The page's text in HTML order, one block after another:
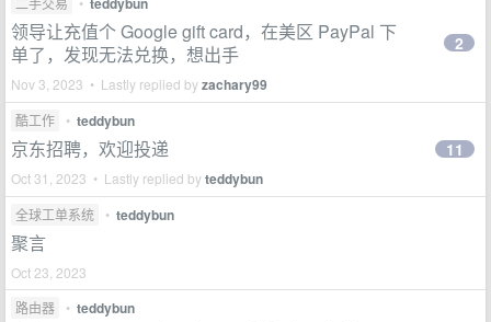
领导让充值个 Google gift card，在美区 PayPal 下
单了，发现无法兑换，想出手
Nov 3, 2023 • Lastly replied byzachary99
2
酷工作 • teddybun
京东招聘，欢迎投递
Oct 31, 2023 • Lastly replied byteddybun
11
全球工单系统 • teddybun
聚言
Oct 23, 2023
路由器
• teddybun